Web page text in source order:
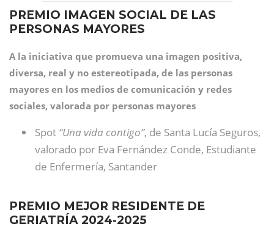
PREMIO IMAGEN SOCIAL DE LAS
PERSONAS MAYORES
A la iniciativa que promueva una imagen positiva,
diversa, real y no estereotipada, de las personas
mayores en los medios de comunicación y redes
sociales, valorada por personas mayores
Spot “Una vida contigo”, de Santa Lucía Seguros,
valorado por Eva Fernández Conde, Estudiante
de Enfermería, Santander
PREMIO MEJOR RESIDENTE DE
GERIATRÍA 2024-2025